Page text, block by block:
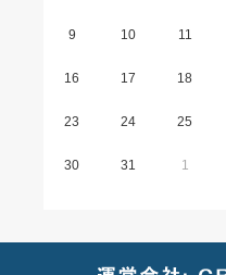
9 10 11
16 17 18
23 24 25
30 31 1